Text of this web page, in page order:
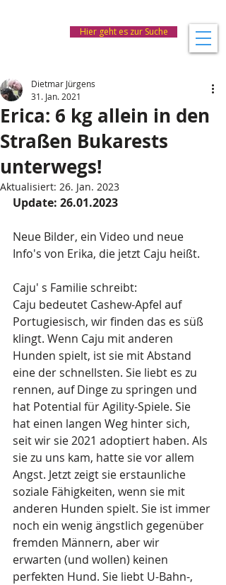
Hier geht es zur Suche
Erica: 6 kg allein in den
Straßen Bukarests
unterwegs!
Dietmar Jürgens
31. Jan. 2021
Aktualisiert: 26. Jan. 2023
Update: 26.01.2023
Neue Bilder, ein Video und neue
Info's von Erika, die jetzt Caju heißt.
Caju' s Familie schreibt:
Caju bedeutet Cashew-Apfel auf
Portugiesisch, wir finden das es süß
klingt. Wenn Caju mit anderen
Hunden spielt, ist sie mit Abstand
eine der schnellsten. Sie liebt es zu
rennen, auf Dinge zu springen und
hat Potential für Agility-Spiele. Sie
hat einen langen Weg hinter sich,
seit wir sie 2021 adoptiert haben. Als
sie zu uns kam, hatte sie vor allem
Angst. Jetzt zeigt sie erstaunliche
soziale Fähigkeiten, wenn sie mit
anderen Hunden spielt. Sie ist immer
noch ein wenig ängstlich gegenüber
fremden Männern, aber wir
erwarten (und wollen) keinen
perfekten Hund. Sie liebt U-Bahn-,